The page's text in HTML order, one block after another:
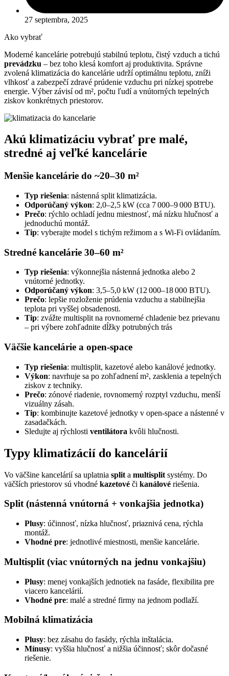
27 septembra, 2025
Ako vybrať
Moderné kancelárie potrebujú stabilnú teplotu, čistý vzduch a tichú
prevádzku – bez toho klesá komfort aj produktivita. Správne
zvolená klimatizácia do kancelárie udrží optimálnu teplotu, zníži
vlhkosť a zabezpečí zdravé prúdenie vzduchu pri nízkej spotrebe
energie. Výber závisí od m², počtu ľudí a vnútorných tepelných
ziskov konkrétnych priestorov.
Akú klimatizáciu vybrať pre malé,
stredné aj veľké kancelárie
Menšie kancelárie do ~20–30 m²
Typ riešenia: nástenná split klimatizácia.
Odporúčaný výkon: 2,0–2,5 kW (cca 7 000–9 000 BTU).
Prečo: rýchlo ochladí jednu miestnosť, má nízku hlučnosť a
jednoduchú montáž.
Tip: vyberajte model s tichým režimom a s Wi‑Fi ovládaním.
Stredné kancelárie 30–60 m²
Typ riešenia: výkonnejšia nástenná jednotka alebo 2
vnútorné jednotky.
Odporúčaný výkon: 3,5–5,0 kW (12 000–18 000 BTU).
Prečo: lepšie rozloženie prúdenia vzduchu a stabilnejšia
teplota pri vyššej obsadenosti.
Tip: zvážte multisplit na rovnomerné chladenie bez prievanu
– pri výbere zohľadnite dĺžky potrubných trás
Väčšie kancelárie a open‑space
Typ riešenia: multisplit, kazetové alebo kanálové jednotky.
Výkon: navrhuje sa po zohľadnení m², zasklenia a tepelných
ziskov z techniky.
Prečo: zónové riadenie, rovnomerný rozptyl vzduchu, menší
vizuálny zásah.
Tip: kombinujte kazetové jednotky v open‑space a nástenné v
zasadačkách.
Sledujte aj rýchlosti ventilátora kvôli hlučnosti.
Typy klimatizácií do kancelárií
Vo väčšine kancelárií sa uplatnia split a multisplit systémy. Do
väčších priestorov sú vhodné kazetové či kanálové riešenia.
Split (nástenná vnútorná + vonkajšia jednotka)
Plusy: účinnosť, nízka hlučnosť, priaznivá cena, rýchla
montáž.
Vhodné pre: jednotlivé miestnosti, menšie kancelárie.
Multisplit (viac vnútorných na jednu vonkajšiu)
Plusy: menej vonkajších jednotiek na fasáde, flexibilita pre
viacero kancelárií.
Vhodné pre: malé a stredné firmy na jednom podlaží.
Mobilná klimatizácia
Plusy: bez zásahu do fasády, rýchla inštalácia.
Mínusy: vyššia hlučnosť a nižšia účinnosť; skôr dočasné
riešenie.